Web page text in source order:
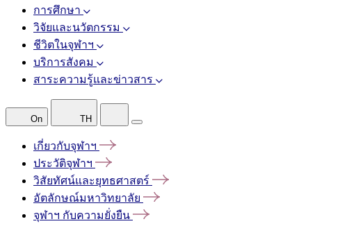
การศึกษา
วิจัยและนวัตกรรม
ชีวิตในจุฬาฯ
บริการสังคม
สาระความรู้และข่าวสาร
On TH
เกี่ยวกับจุฬาฯ
ประวัติจุฬาฯ
วิสัยทัศน์และยุทธศาสตร์
อัตลักษณ์มหาวิทยาลัย
จุฬาฯ กับความยั่งยืน